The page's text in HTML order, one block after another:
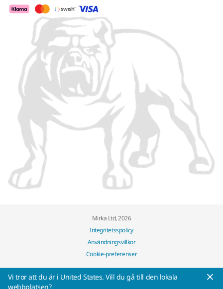
Mirka Ltd, 2026
Integritetsspolicy
Användningsvillkor
Cookie-preferenser
Vi tror att du är i United States. Vill du gå till den lokala
webbplatsen?